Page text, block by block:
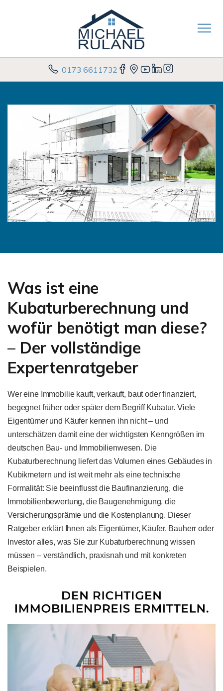
0173 6611732
Was ist eine
Kubaturberechnung und
wofür benötigt man diese?
– Der vollständige
Expertenratgeber
Wer eine Immobilie kauft, verkauft, baut oder finanziert,
begegnet früher oder später dem Begriff Kubatur. Viele
Eigentümer und Käufer kennen ihn nicht – und
unterschätzen damit eine der wichtigsten Kenngrößen im
deutschen Bau- und Immobilienwesen. Die
Kubaturberechnung liefert das Volumen eines Gebäudes in
Kubikmetern und ist weit mehr als eine technische
Formalität: Sie beeinflusst die Baufinanzierung, die
Immobilienbewertung, die Baugenehmigung, die
Versicherungsprämie und die Kostenplanung. Dieser
Ratgeber erklärt Ihnen als Eigentümer, Käufer, Bauherr oder
Investor alles, was Sie zur Kubaturberechnung wissen
müssen – verständlich, praxisnah und mit konkreten
Beispielen.